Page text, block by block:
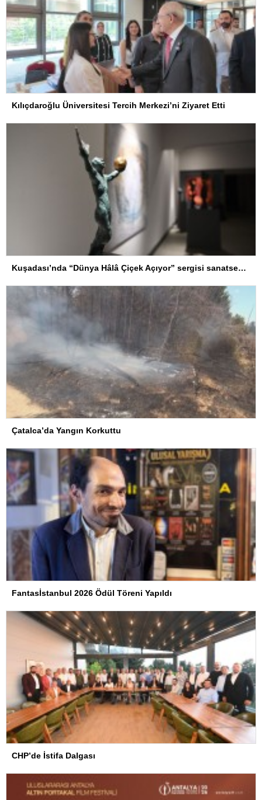
Kılıçdaroğlu Üniversitesi Tercih Merkezi’ni Ziyaret Etti
Kuşadası’nda “Dünya Hâlâ Çiçek Açıyor” sergisi sanatseverlerle buluşuyor
Çatalca’da Yangın Korkuttu
Fantasİstanbul 2026 Ödül Töreni Yapıldı
CHP’de İstifa Dalgası